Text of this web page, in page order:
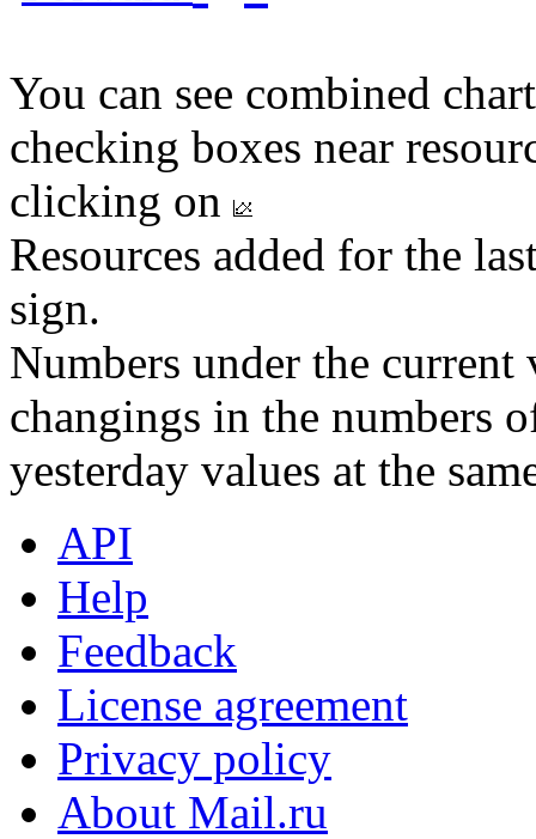
You can see combined
checking boxes near
clicking on
Resources added for the
sign.
Numbers under the
changings in the numbers
yesterday values at the
API
Help
Feedback
License agreement
Privacy policy
About Mail.ru